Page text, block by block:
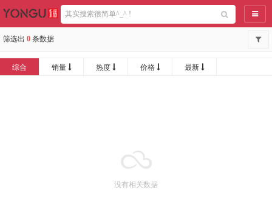
导航
筛选出 0 条数据
综合 销量 热度 价格 最新
没有相关数据